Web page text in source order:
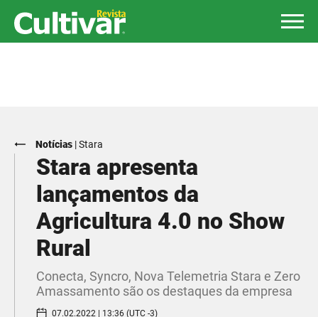
Notícias |Stara
Stara apresenta
lançamentos da
Agricultura 4.0 no Show
Rural
Conecta, Syncro, Nova Telemetria Stara e Zero
Amassamento são os destaques da empresa
07.02.2022 | 13:36 (UTC -3)